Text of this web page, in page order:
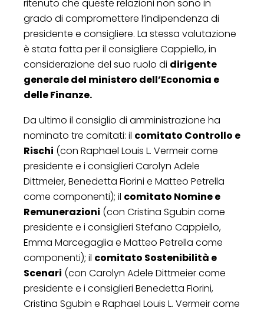
ritenuto che queste relazioni non sono in
grado di compromettere l’indipendenza di
presidente e consigliere. La stessa valutazione
è stata fatta per il consigliere Cappiello, in
considerazione del suo ruolo di dirigente
generale del ministero dell’Economia e
delle Finanze.
Da ultimo il consiglio di amministrazione ha
nominato tre comitati: il comitato Controllo e
Rischi (con Raphael Louis L. Vermeir come
presidente e i consiglieri Carolyn Adele
Dittmeier, Benedetta Fiorini e Matteo Petrella
come componenti); il comitato Nomine e
Remunerazioni (con Cristina Sgubin come
presidente e i consiglieri Stefano Cappiello,
Emma Marcegaglia e Matteo Petrella come
componenti); il comitato Sostenibilità e
Scenari (con Carolyn Adele Dittmeier come
presidente e i consiglieri Benedetta Fiorini,
Cristina Sgubin e Raphael Louis L. Vermeir come